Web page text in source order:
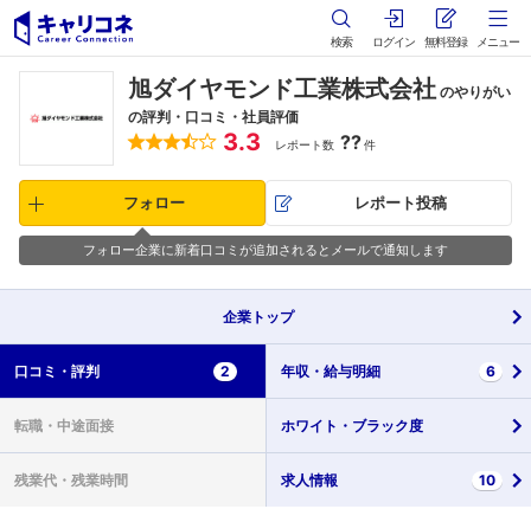
検索 ログイン 無料登録 メニュー
旭ダイヤモンド工業株式会社 のやりがい
の評判・口コミ・社員評価
3.3 レポート数 ??件
フォロー レポート投稿
フォロー企業に新着口コミが追加されるとメールで通知します
企業 トップ
口コミ・ 評判 2 年収・ 給与明細 6
転職・ 中途面接 ホワイト・ ブラック度
残業代・ 残業時間 求人情報 10